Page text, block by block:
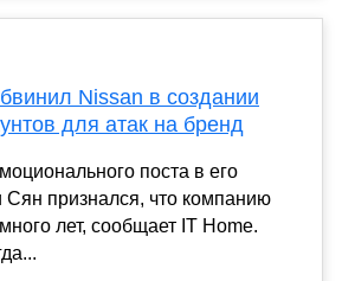
Nissan в создании
для атак на бренд
поста в его
Сян признался, что компанию
лет, сообщает IT Home.